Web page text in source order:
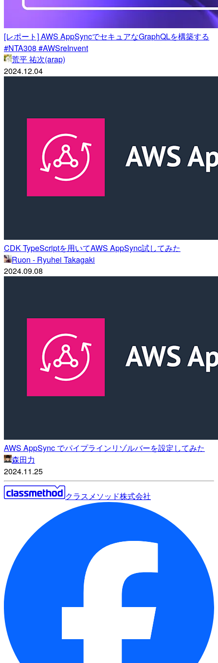
[レポート] AWS AppSyncでセキュアなGraphQLを構築する
#NTA308 #AWSreInvent
荒平 祐次(arap)
2024.12.04
CDK TypeScriptを用いてAWS AppSync試してみた
Ruon - Ryuhei Takagaki
2024.09.08
AWS AppSync でパイプラインリゾルバーを設定してみた
森田力
2024.11.25
クラスメソッド株式会社